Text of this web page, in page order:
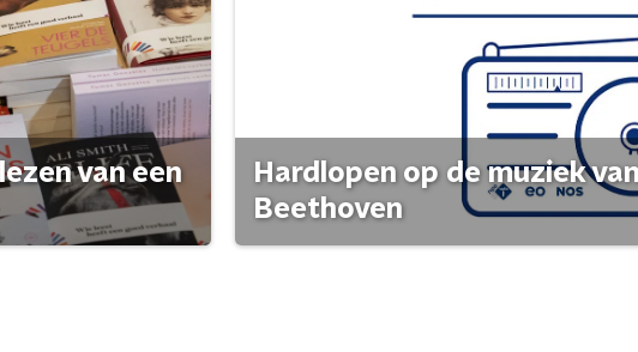
van een
Hardlopen op de muziek
Beethoven